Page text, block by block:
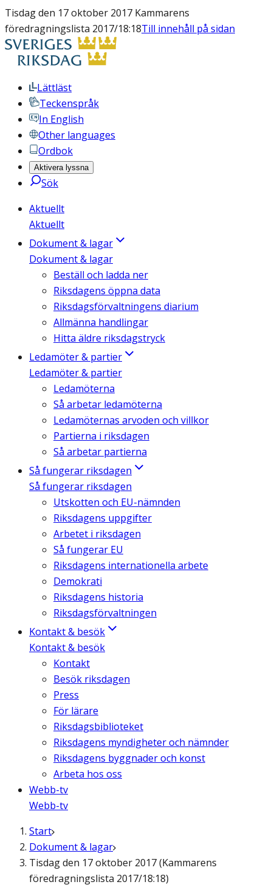
Tisdag den 17 oktober 2017 Kammarens
föredragningslista 2017/18:18Till innehåll på sidan
Lättläst
Teckenspråk
In English
Other languages
Ordbok
Aktivera lyssna
Sök
Aktuellt
Aktuellt
Dokument & lagar
Dokument & lagar
Beställ och ladda ner
Riksdagens öppna data
Riksdagsförvaltningens diarium
Allmänna handlingar
Hitta äldre riksdagstryck
Ledamöter & partier
Ledamöter & partier
Ledamöterna
Så arbetar ledamöterna
Ledamöternas arvoden och villkor
Partierna i riksdagen
Så arbetar partierna
Så fungerar riksdagen
Så fungerar riksdagen
Utskotten och EU-nämnden
Riksdagens uppgifter
Arbetet i riksdagen
Så fungerar EU
Riksdagens internationella arbete
Demokrati
Riksdagens historia
Riksdagsförvaltningen
Kontakt & besök
Kontakt & besök
Kontakt
Besök riksdagen
Press
För lärare
Riksdagsbiblioteket
Riksdagens myndigheter och nämnder
Riksdagens byggnader och konst
Arbeta hos oss
Webb-tv
Webb-tv
Start
Dokument & lagar
Tisdag den 17 oktober 2017 (Kammarens
föredragningslista 2017/18:18)